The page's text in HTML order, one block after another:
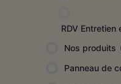
RDV Entretien
Nos produits
Panneau de